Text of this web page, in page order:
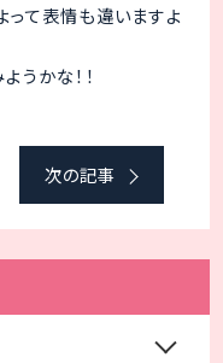
って表情も違いますよ
うかな！！
次の記事